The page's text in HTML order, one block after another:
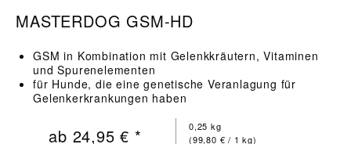
MASTERDOG GSM-HD
GSM in Kombination mit Gelenkkräutern, Vitaminen
und Spurenelementen
für Hunde, die eine genetische Veranlagung für
Gelenkerkrankungen haben
0,25 kg
(99,80 € / 1 kg)
ab 24,95 € *